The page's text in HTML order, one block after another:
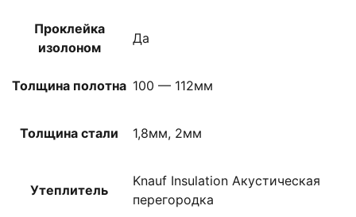
Проклейка
изолоном
Да
Толщина полотна 100 — 112мм
Толщина стали 1,8мм, 2мм
Утеплитель
Knauf Insulation Акустическая
перегородка